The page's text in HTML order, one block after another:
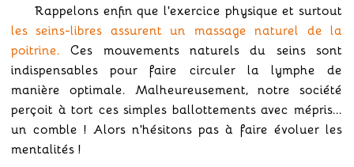
Rappelons enfin que l'exercice physique et surtout
les seins-libres assurent un massage naturel de la
poitrine. Ces mouvements naturels du seins sont
indispensables pour faire circuler la lymphe de
manière optimale. Malheureusement, notre société
perçoit à tort ces simples ballottements avec mépris...
un comble ! Alors n'hésitons pas à faire évoluer les
mentalités !